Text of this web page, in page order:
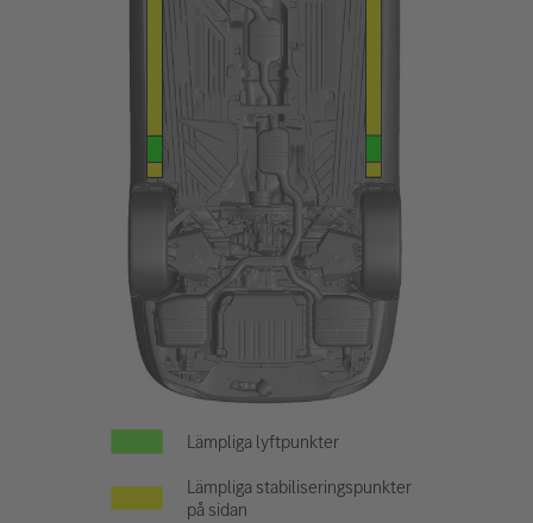
Lämpliga lyftpunkter
Lämpliga stabiliseringspunkter
på sidan